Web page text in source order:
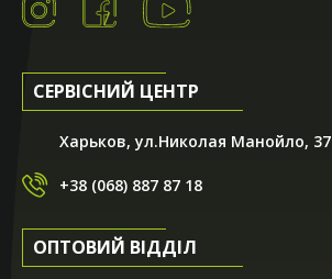
СЕРВІСНИЙ ЦЕНТР
Харьков, ул.Николая Манойло, 37
+38 (068) 887 87 18
ОПТОВИЙ ВІДДІЛ